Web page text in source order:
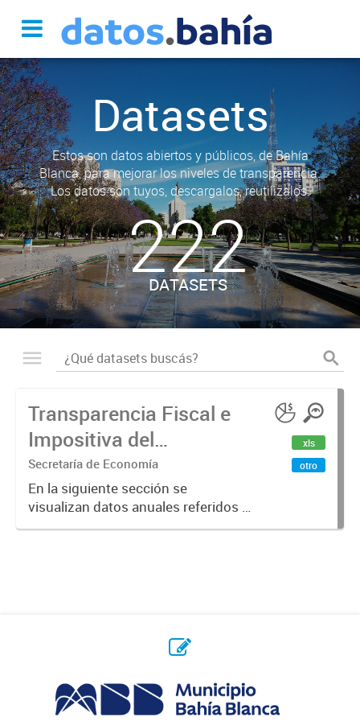
Datasets
Estos son datos abiertos y públicos, de Bahía
Blanca, para mejorar los niveles de transparencia.
Los datos son tuyos, descargalos, reutilizalos.
222
DATASETS
Transparencia Fiscal e
Impositiva del
Municipio. Año 2023
Secretaría de Economía
En la siguiente sección se
visualizan datos anuales referidos a
la transparencia fiscal e impositiva
xls
otro